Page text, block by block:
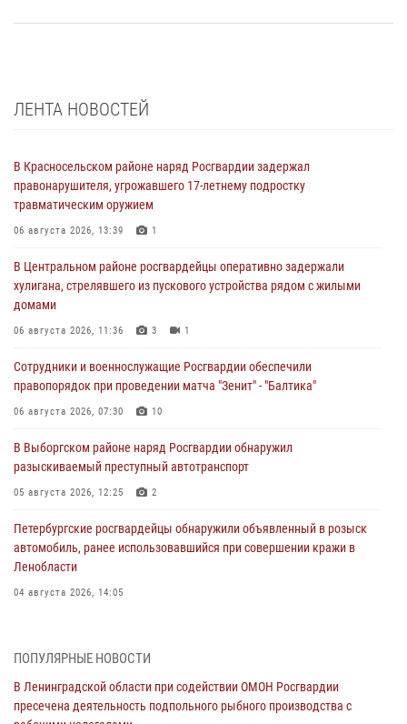
ЛЕНТА НОВОСТЕЙ
В Красносельском районе наряд Росгвардии задержал
правонарушителя, угрожавшего 17-летнему подростку
травматическим оружием
06 августа 2026, 13:39 1
В Центральном районе росгвардейцы оперативно задержали
хулигана, стрелявшего из пускового устройства рядом с жилыми
домами
06 августа 2026, 11:36 3 1
Сотрудники и военнослужащие Росгвардии обеспечили
правопорядок при проведении матча "Зенит" - "Балтика"
06 августа 2026, 07:30 10
В Выборгском районе наряд Росгвардии обнаружил
разыскиваемый преступный автотранспорт
05 августа 2026, 12:25 2
Петербургские росгвардейцы обнаружили объявленный в розыск
автомобиль, ранее использовавшийся при совершении кражи в
Ленобласти
04 августа 2026, 14:05
также оказали доврачебную помощь пострадавшим
03 августа 2026, 14:15 3 1
ПОПУЛЯРНЫЕ НОВОСТИ
В Ленинградской области при содействии ОМОН Росгвардии
пресечена деятельность подпольного рыбного производства с